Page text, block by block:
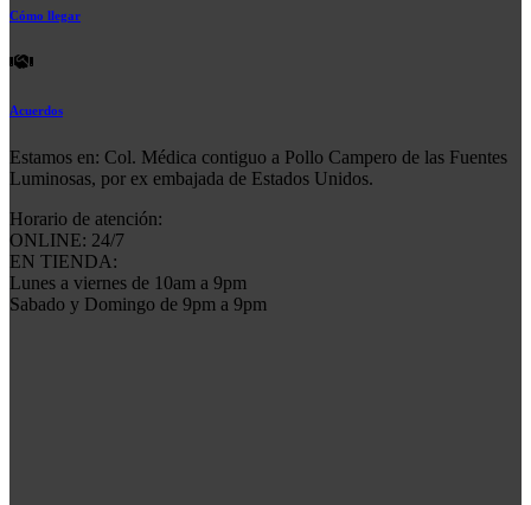
Cómo llegar
Acuerdos
Estamos en: Col. Médica contiguo a Pollo Campero de las Fuentes
Luminosas, por ex embajada de Estados Unidos.
Horario de atención:
ONLINE: 24/7
EN TIENDA:
Lunes a viernes de 10am a 9pm
Sabado y Domingo de 9pm a 9pm